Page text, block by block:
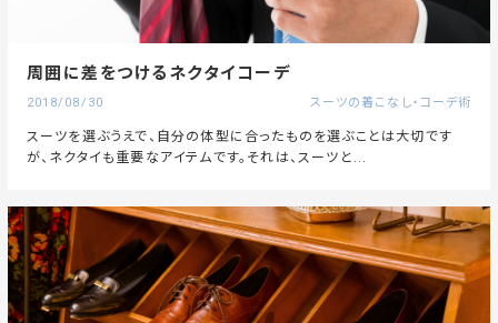
周囲に差をつけるネクタイコーデ
2018/08/30 スーツの着こなし・コーデ術
スーツを選ぶうえで、自分の体型に合ったものを選ぶことは大切です
が、ネクタイも重要なアイテムです。それは、スーツと...